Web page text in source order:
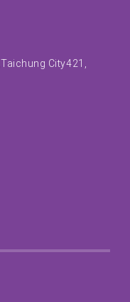
Taichung City421,